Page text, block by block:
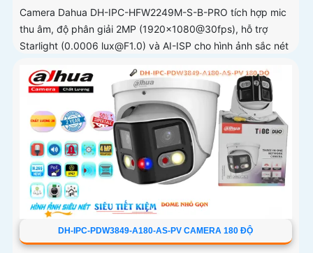
Camera Dahua DH-IPC-HFW2249M-S-B-PRO tích hợp mic
thu âm, độ phân giải 2MP (1920×1080@30fps), hỗ trợ
Starlight (0.0006 lux@F1.0) và AI-ISP cho hình ảnh sắc nét
DH-IPC-PDW3849-A180-AS-PV CAMERA 180 ĐỘ